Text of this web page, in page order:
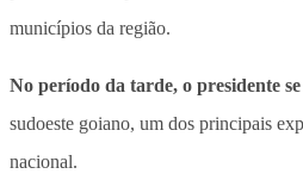
municípios da região.
No período da tarde, o presidente
sudoeste goiano, um dos principais
nacional.